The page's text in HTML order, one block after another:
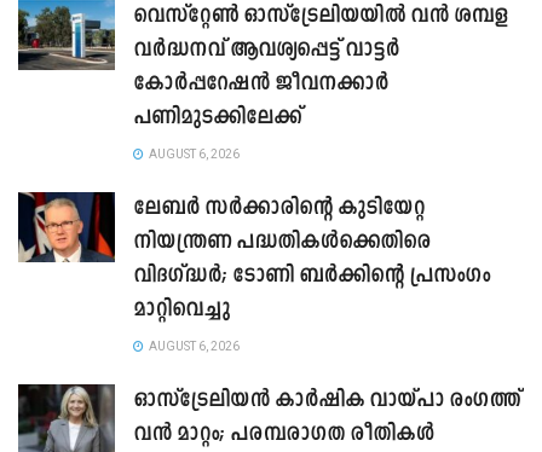
വെസ്റ്റേൺ ഓസ്‌ട്രേലിയയിൽ വൻ ശമ്പള
വർദ്ധനവ് ആവശ്യപ്പെട്ട് വാട്ടർ
കോർപ്പറേഷൻ ജീവനക്കാർ
പണിമുടക്കിലേക്ക്
AUGUST 6, 2026
ലേബർ സർക്കാരിന്റെ കുടിയേറ്റ
നിയന്ത്രണ പദ്ധതികൾക്കെതിരെ
വിദഗ്ദ്ധർ; ടോണി ബർക്കിന്റെ പ്രസംഗം
മാറ്റിവെച്ചു
AUGUST 6, 2026
ഓസ്‌ട്രേലിയൻ കാർഷിക വായ്പാ രംഗത്ത്
വൻ മാറ്റം; പരമ്പരാഗത രീതികൾ